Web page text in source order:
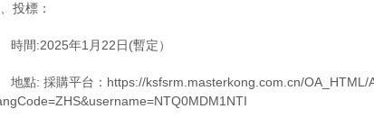
投標：
間:2025年1月22日(暫定）
點: 採購平台：https://ksfsrm.masterkong.com.cn/OA_HTML/